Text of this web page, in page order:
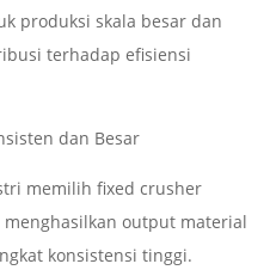
produksi skala besar dan
terhadap efisiensi
dan Besar
memilih fixed crusher
output material
konsistensi tinggi.